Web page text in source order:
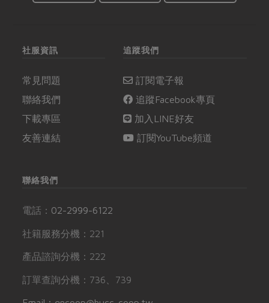
社服資訊
常見問題
聯絡我們
下載專區
友善連結
追蹤我們
訂閱電子報
追蹤Facebook專頁
加入LINE好友
訂閱YouTube頻道
聯絡我們
電話： 02-2999-6122
社籍服務分機：221
產品諮詢分機：222
訂單查詢分機：736、739